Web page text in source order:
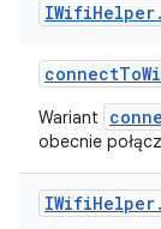
IWifiHelper.
connectTo
Wariant
obecnie
IWifiHelper.